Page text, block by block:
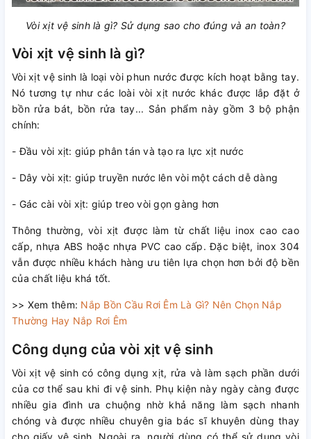
Vòi xịt vệ sinh là gì? Sử dụng sao cho đúng và an toàn?
Vòi xịt vệ sinh là gì?
Vòi xịt vệ sinh là loại vòi phun nước được kích hoạt bằng tay.
Nó tương tự như các loài vòi xịt nước khác được lắp đặt ở
bồn rửa bát, bồn rửa tay... Sản phẩm này gồm 3 bộ phận
chính:
- Đầu vòi xịt: giúp phân tán và tạo ra lực xịt nước
- Dây vòi xịt: giúp truyền nước lên vòi một cách dễ dàng
- Gác cài vòi xịt: giúp treo vòi gọn gàng hơn
Thông thường, vòi xịt được làm từ chất liệu inox cao cao
cấp, nhựa ABS hoặc nhựa PVC cao cấp. Đặc biệt, inox 304
vẫn được nhiều khách hàng ưu tiên lựa chọn hơn bởi độ bền
của chất liệu khá tốt.
>> Xem thêm: Nắp Bồn Cầu Rơi Êm Là Gì? Nên Chọn Nắp
Thường Hay Nắp Rơi Êm
Công dụng của vòi xịt vệ sinh
Vòi xịt vệ sinh có công dụng xịt, rửa và làm sạch phần dưới
của cơ thể sau khi đi vệ sinh. Phụ kiện này ngày càng được
nhiều gia đình ưa chuộng nhờ khả năng làm sạch nhanh
chóng và được nhiều chuyên gia bác sĩ khuyên dùng thay
cho giấy vệ sinh. Ngoài ra, người dùng có thể sử dụng vòi